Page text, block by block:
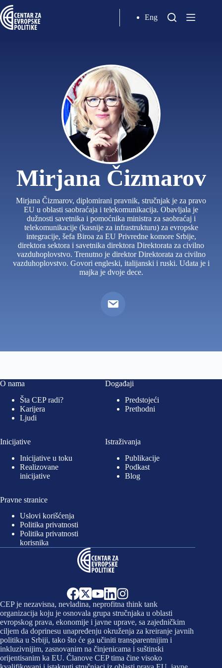
Eng
Mirjana Čizmarov
Mirjana Čizmarov, diplomirani pravnik, stručnjak je za pravo
EU u oblasti saobraćaja i telekomunikacija. Obavljala je
dužnosti savetnika i pomoćnika ministra za saobraćaj i
telekomunikacije (kasnije za infrastrukturu) za evropske
integracije, šefa Biroa za EU Privredne komore Srbije,
direktora sektora i savetnika direktora Direktorata za civilno
vazduhoplovstvo. Trenutno je direktor Direktorata za civilno
vazduhoplovstvo. Govori engleski, italijanski i ruski. Udata je i
majka je dvoje dece.
O nama
Šta CEP radi?
Karijera
Ljudi
Događaji
Predstojeći
Prethodni
Inicijative
Inicijative u toku
Realizovane
inicijative
Istraživanja
Publikacije
Podkast
Blog
Pravne stranice
Uslovi korišćenja
Politika privatnosti
Politika privatnosti
korisnika
CEP je nezavisna, nevladina, neprofitna think tank
organizacija koju je osnovala grupa stručnjaka u oblasti
evropskog prava, ekonomije i javne uprave, sa zajedničkim
ciljem da doprinesu unapređenju okruženja za kreiranje javnih
politika u Srbiji, tako što će ga učiniti transparentnijim i
inkluzivnijim, zasnovanim na činjenicama i suštinski
orijentisanim ka EU. Članove CEP tima čine visoko